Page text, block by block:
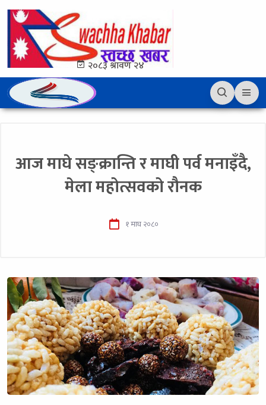
२०८३ श्रावण २४
आज माघे सङ्क्रान्ति र माघी पर्व मनाइँदै,
मेला महोत्सवको रौनक
१ माघ २०८०